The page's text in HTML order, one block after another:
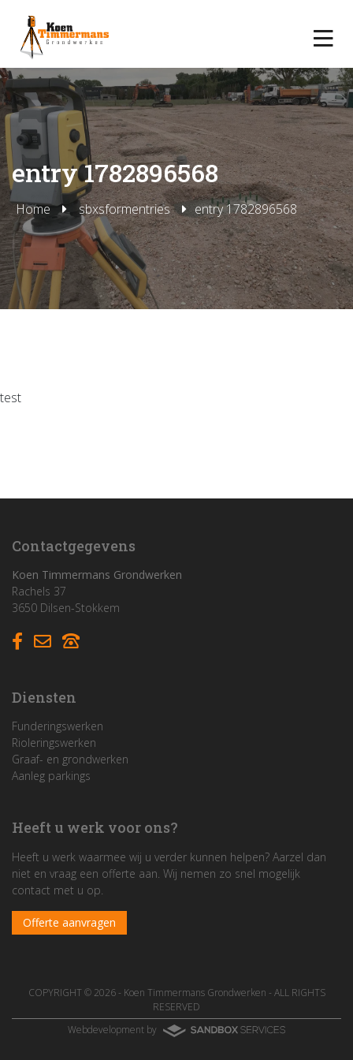
Rioleringswerken
Graaf- en grondwerken
Aanleg parkings
entry 1782896568
Home sbxsformentries entry 1782896568
test
Contactgegevens
Koen Timmermans Grondwerken
Rachels 37
3650 Dilsen-Stokkem
Diensten
Funderingswerken
Rioleringswerken
Graaf- en grondwerken
Aanleg parkings
Heeft u werk voor ons?
Heeft u werk waarmee wij u verder kunnen helpen? Aarzel dan
niet en vraag een offerte aan. Wij nemen zo snel mogelijk
contact met u op.
Offerte aanvragen
COPYRIGHT © 2026 - Koen Timmermans Grondwerken - ALL RIGHTS
RESERVED
Webdevelopment by